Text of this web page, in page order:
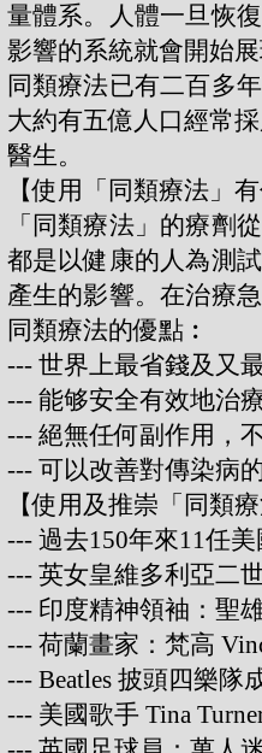
量體系。人體一旦恢
影響的系統就會開始
同類療法已有二百多
大約有五億人口經常
醫生。
【使用「同類療法」
「同類療法」的療劑
都是以健康的人為測
產生的影響。在治療
同類療法的優點︰
--- 世界上最省錢及又
--- 能够安全有效地治
--- 絕無任何副作用，
--- 可以改善對傳染病
【使用及推崇「同類
--- 過去150年來11任
--- 英女皇維多利亞二
--- 印度精神領袖：聖
--- 荷蘭畫家：梵高
--- Beatles 披頭四樂隊
--- 美國歌手 Tina